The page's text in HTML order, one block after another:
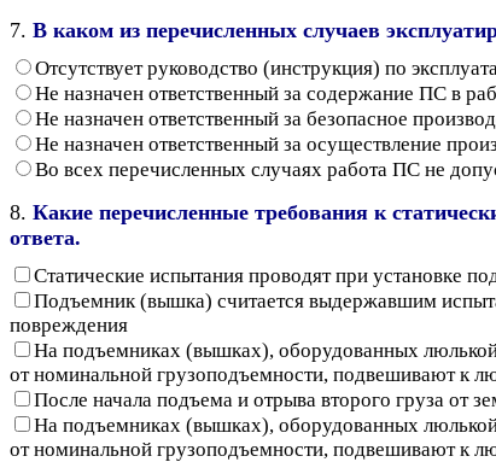
7. В каком из перечисленных случаев
Отсутствует руководство (инструкция) по
Не назначен ответственный за содержание ПС в
Не назначен ответственный за безопасное
Не назначен ответственный за осуществление
Во всех перечисленных случаях работа ПС не
8. Какие перечисленные требования к
ответа.
Статические испытания проводят при установке
Подъемник (вышка) считается выдержавшим
повреждения
На подъемниках (вышках), оборудованных
от номинальной грузоподъемности, подвешивают к
После начала подъема и отрыва второго груза от
На подъемниках (вышках), оборудованных
от номинальной грузоподъемности, подвешивают к